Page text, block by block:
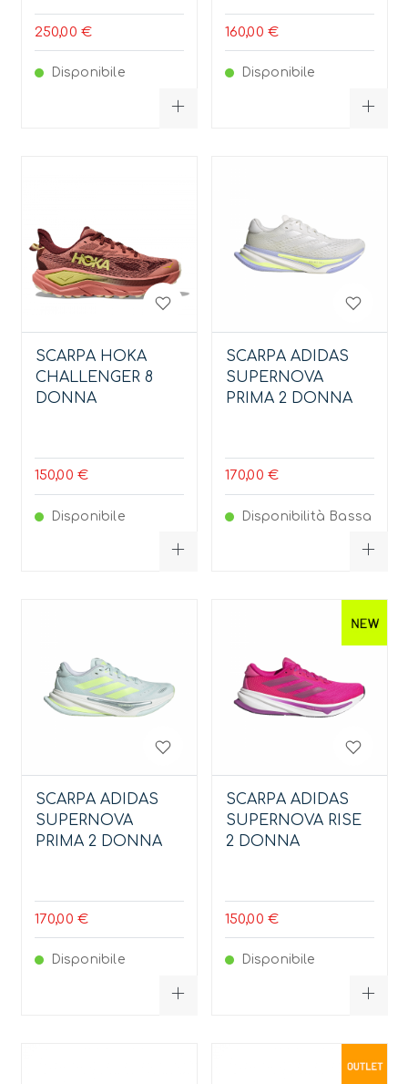
250,00 €
Disponibile
160,00 €
Disponibile
SCARPA HOKA
CHALLENGER 8
DONNA
150,00 €
Disponibile
SCARPA ADIDAS
SUPERNOVA
PRIMA 2 DONNA
170,00 €
Disponibilità Bassa
SCARPA ADIDAS
SUPERNOVA
PRIMA 2 DONNA
170,00 €
Disponibile
SCARPA ADIDAS
SUPERNOVA RISE
2 DONNA
150,00 €
Disponibile